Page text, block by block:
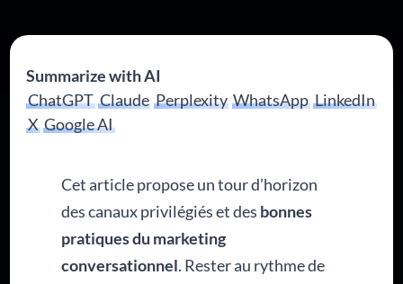
Summarize with AI
ChatGPT Claude Perplexity WhatsApp LinkedIn
X Google AI
Cet article propose un tour d’horizon
des canaux privilégiés et des bonnes
pratiques du marketing
conversationnel. Rester au rythme de